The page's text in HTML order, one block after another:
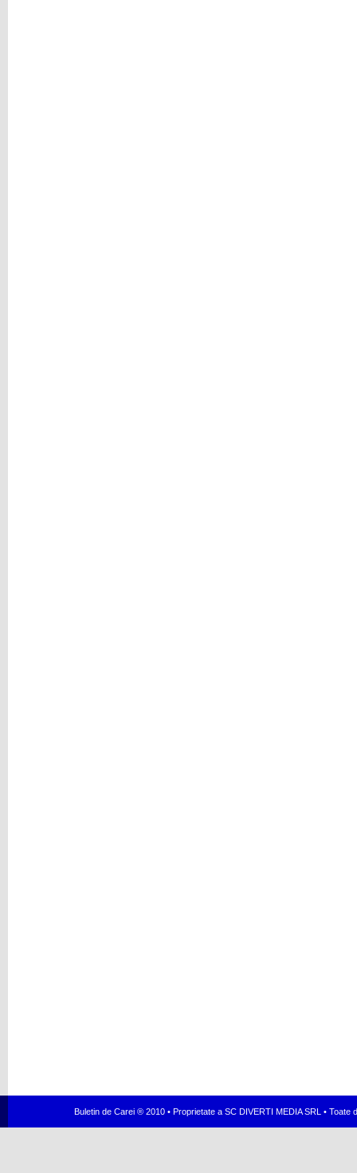
Buletin de Carei ® 2010 • Proprietate a SC DIVERTI MEDIA SRL •